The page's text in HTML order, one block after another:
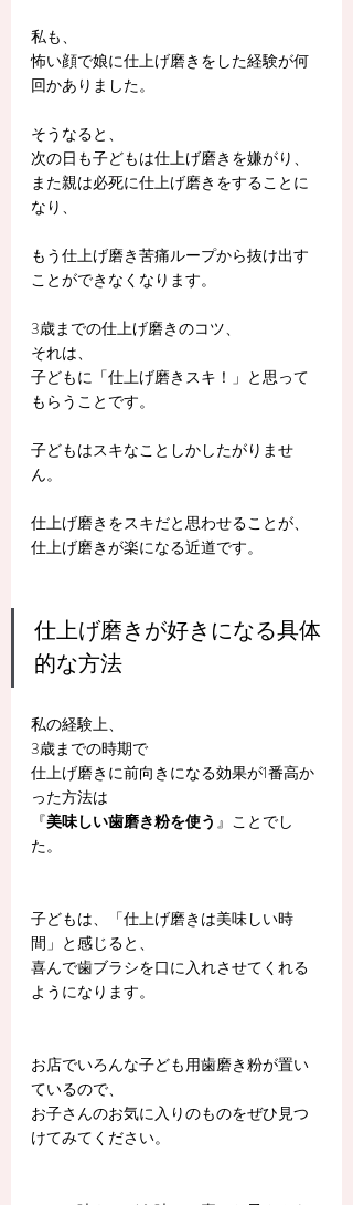
私も、
怖い顔で娘に仕上げ磨きをした経験が何
回かありました。
そうなると、
次の日も子どもは仕上げ磨きを嫌がり、
また親は必死に仕上げ磨きをすることに
なり、
もう仕上げ磨き苦痛ループから抜け出す
ことができなくなります。
3歳までの仕上げ磨きのコツ、
それは、
子どもに「仕上げ磨きスキ！」と思って
もらうことです。
子どもはスキなことしかしたがりませ
ん。
仕上げ磨きをスキだと思わせることが、
仕上げ磨きが楽になる近道です。
仕上げ磨きが好きになる具体
的な方法
私の経験上、
3歳までの時期で
仕上げ磨きに前向きになる効果が1番高か
った方法は
『美味しい歯磨き粉を使う 』ことでし
た。
子どもは、「仕上げ磨きは美味しい時
間」と感じると、
喜んで歯ブラシを口に入れさせてくれる
ようになります。
お店でいろんな子ども用歯磨き粉が置い
ているので、
お子さんのお気に入りのものをぜひ見つ
けてみてください。